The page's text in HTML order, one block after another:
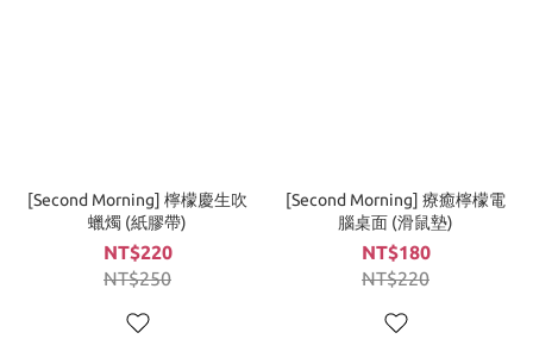
[Second Morning] 檸檬慶生吹
蠟燭 (紙膠帶)
NT$220
NT$250
[Second Morning] 療癒檸檬電
腦桌面 (滑鼠墊)
NT$180
NT$220